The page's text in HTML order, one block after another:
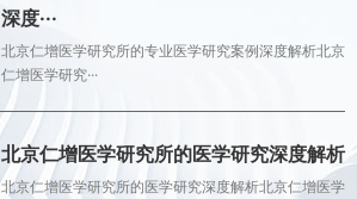
深度···
北京仁增医学研究所的专业医学研究案例深度解析北京
仁增医学研究···
北京仁增医学研究所的医学研究深度解析
北京仁增医学研究所的医学研究深度解析北京仁增医学